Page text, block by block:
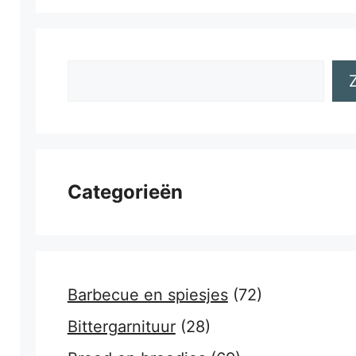
Categorieën
Barbecue en spiesjes(72)
Bittergarnituur(28)